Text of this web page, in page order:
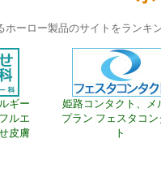
ホーロー製品のサイトをランキ
ギー
ルエ
皮膚
姫路コンタクト、メ
プラン フェスタコン
ト